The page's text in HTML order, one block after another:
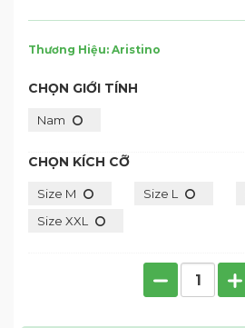
Thương Hiệu: Aristino
CHỌN GIỚI TÍNH
Nam
CHỌN KÍCH CỠ
Size M Size L
Size XXL